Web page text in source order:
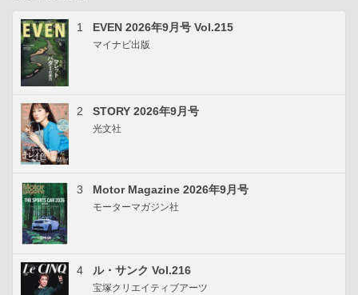
1 EVEN 2026年9月号 Vol.215
マイナビ出版
2 STORY 2026年9月号
光文社
3 Motor Magazine 2026年9月号
モーターマガジン社
4 ル・サンク Vol.216
宝塚クリエイティブアーツ